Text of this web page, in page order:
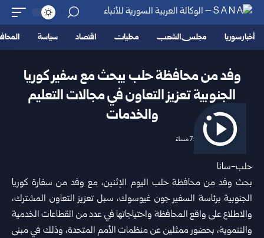
أخبار سوريا مجلس الشعب محليات اقتصاد سياسة
وفد من محافظة حلب يبحث مع سفير كوريا
الجنوبية تعزيز التعاون في مجالات التعليم
والخدمات
2026/06/08 7:54 مساءً
حلب-سانا
بحث وفد من محافظةحلب اليوم الإثنين، مع وفد من سفارة كوريا
الجنوبية برئاسة السفير جون غيوسوك، سبل تعزيز التعاون المشترك،
والاطلاع على واقع المحافظة واحتياجاتها في عدد من القطاعات الخدمية
والتنموية، بحضور ممثلين عن منظمات الأمم المتحدة، وذلك في مبنى